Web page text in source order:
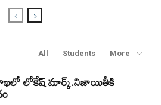
All Students More
లోకేష్ మార్క్.నిజాయితీకి